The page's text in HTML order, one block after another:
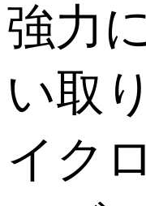
強力
い取
イク